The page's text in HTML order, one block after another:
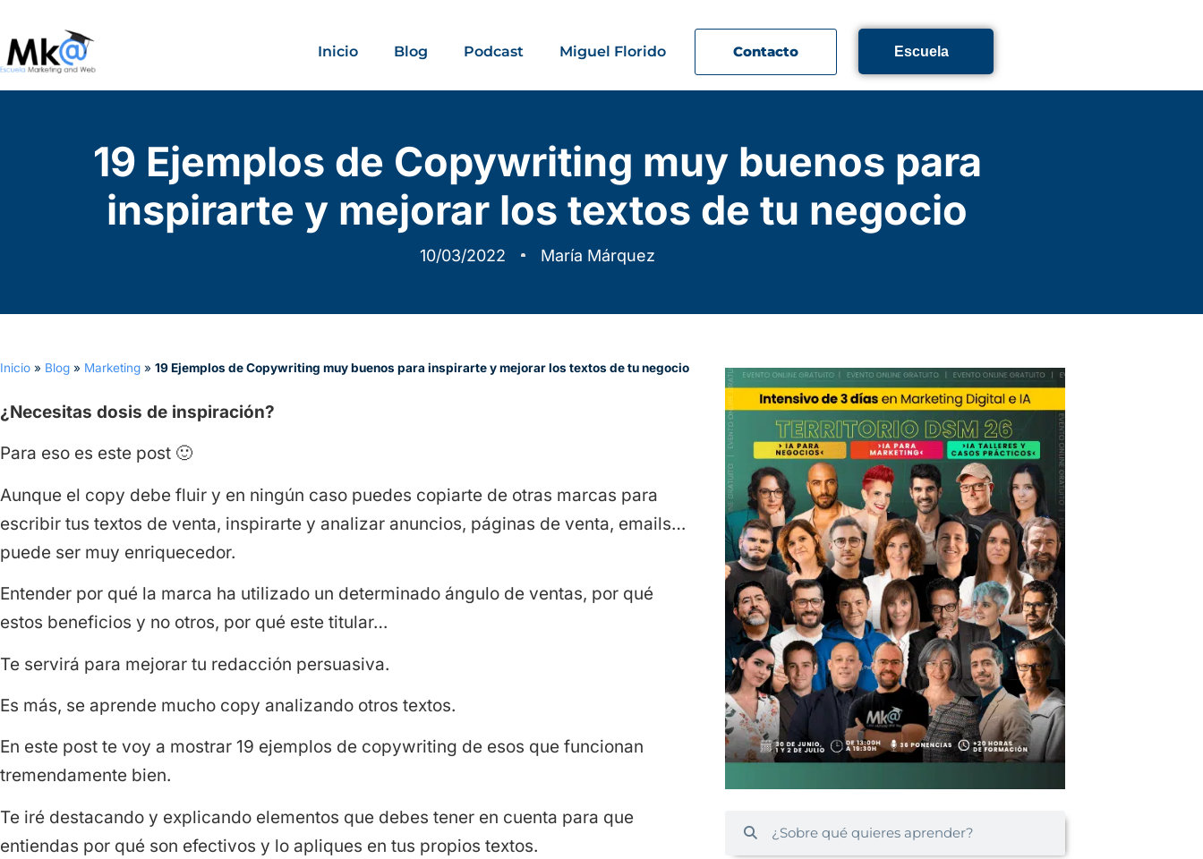
Inicio Blog Podcast Miguel Florido Contacto Escuela
19 Ejemplos de Copywriting muy buenos para
inspirarte y mejorar los textos de tu negocio
10/03/2022 María Márquez
Inicio » Blog » Marketing » 19 Ejemplos de Copywriting muy buenos para inspirarte y mejorar los textos de tu negocio
¿Necesitas dosis de inspiración?
Para eso es este post 🙂
Aunque el copy debe fluir y en ningún caso puedes copiarte de otras marcas para
escribir tus textos de venta, inspirarte y analizar anuncios, páginas de venta, emails…
puede ser muy enriquecedor.
Entender por qué la marca ha utilizado un determinado ángulo de ventas, por qué
estos beneficios y no otros, por qué este titular…
Te servirá para mejorar tu redacción persuasiva.
Es más, se aprende mucho copy analizando otros textos.
En este post te voy a mostrar 19 ejemplos de copywriting de esos que funcionan
tremendamente bien.
Te iré destacando y explicando elementos que debes tener en cuenta para que
entiendas por qué son efectivos y lo apliques en tus propios textos.